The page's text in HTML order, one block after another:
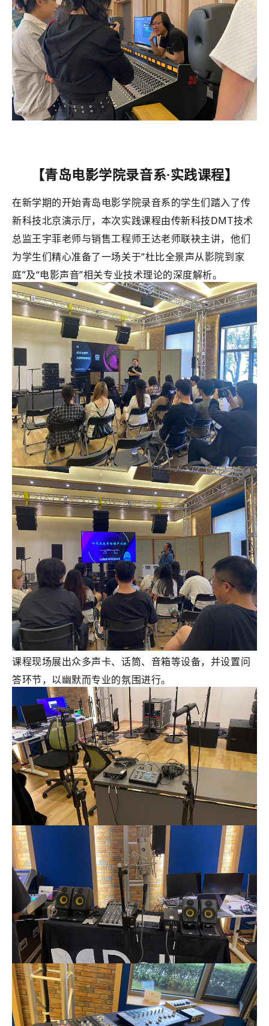
【青岛电影学院录音系·实践课程】
在新学期的开始青岛电影学院录音系的学生们踏入了传
新科技北京演示厅，本次实践课程由传新科技DMT技术
总监王宇菲老师与销售工程师王达老师联袂主讲，他们
为学生们精心准备了一场关于“杜比全景声从影院到家
庭”及“电影声音”相关专业技术理论的深度解析。
课程现场展出众多声卡、话筒、音箱等设备，并设置问
答环节，以幽默而专业的氛围进行。